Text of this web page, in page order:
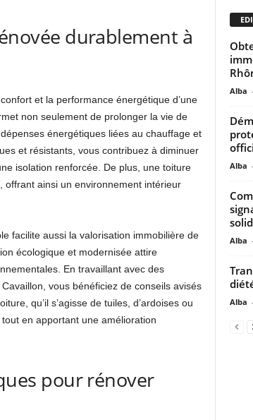
durablement à
et la performance énergétique d’une
non seulement de prolonger la vie de
énergétiques liées au chauffage et
et résistants, vous contribuez à diminuer
isolation renforcée. De plus, une toiture
offrant ainsi un environnement intérieur
facilite aussi la valorisation immobilière de
écologique et modernisée attire
En travaillant avec des
vous bénéficiez de conseils avisés
qu’il s’agisse de tuiles, d’ardoises ou
en apportant une amélioration
pour rénover
Alba -
Alba -
Alba -
Alba -